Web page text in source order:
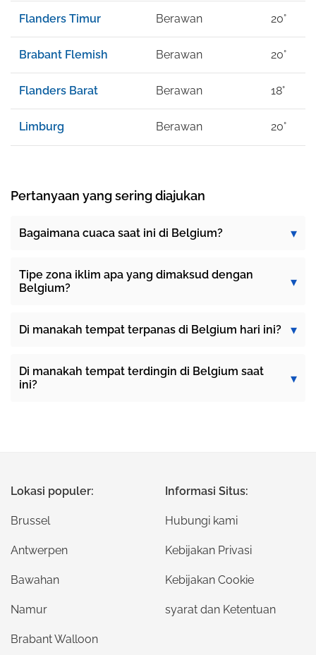
Flanders Timur Berawan 20°
Brabant Flemish Berawan 20°
Flanders Barat Berawan 18°
Limburg Berawan 20°
Pertanyaan yang sering diajukan
Bagaimana cuaca saat ini di Belgium?
Tipe zona iklim apa yang dimaksud dengan
Belgium?
Di manakah tempat terpanas di Belgium hari ini?
Di manakah tempat terdingin di Belgium saat
ini?
Lokasi populer:
Brussel
Antwerpen
Bawahan
Namur
Brabant Walloon
Informasi Situs:
Hubungi kami
Kebijakan Privasi
Kebijakan Cookie
syarat dan Ketentuan